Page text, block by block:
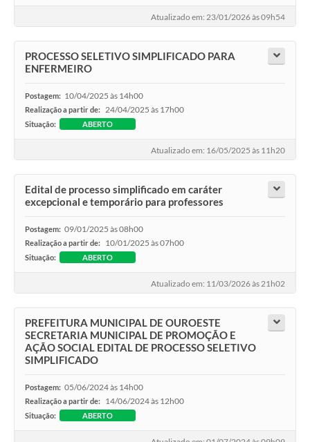
Atualizado em: 23/01/2026 às 09h54
PROCESSO SELETIVO SIMPLIFICADO PARA
ENFERMEIRO
Postagem: 10/04/2025 às 14h00
Realização a partir de: 24/04/2025 às 17h00
Situação: ABERTO
Atualizado em: 16/05/2025 às 11h20
Edital de processo simplificado em caráter
excepcional e temporário para professores
Postagem: 09/01/2025 às 08h00
Realização a partir de: 10/01/2025 às 07h00
Situação: ABERTO
Atualizado em: 11/03/2026 às 21h02
PREFEITURA MUNICIPAL DE OUROESTE
SECRETARIA MUNICIPAL DE PROMOÇÃO E
AÇÃO SOCIAL EDITAL DE PROCESSO SELETIVO
SIMPLIFICADO
Postagem: 05/06/2024 às 14h00
Realização a partir de: 14/06/2024 às 12h00
Situação: ABERTO